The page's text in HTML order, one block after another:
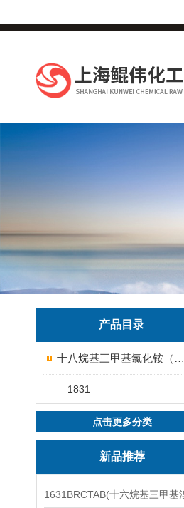
产品目录
十八烷基三甲基氯化铵（1831）
1831
点击更多分类
新品推荐